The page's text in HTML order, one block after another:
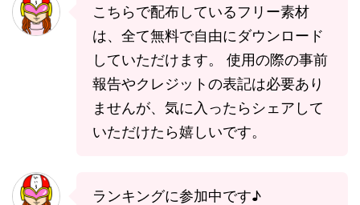
こちらで配布しているフリー素材
は、全て無料で自由にダウンロード
していただけます。 使用の際の事前
報告やクレジットの表記は必要あり
ませんが、気に入ったらシェアして
いただけたら嬉しいです。
ランキングに参加中です♪